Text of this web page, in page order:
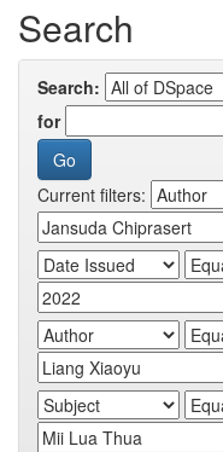
Search
Search:
for
Current filters: